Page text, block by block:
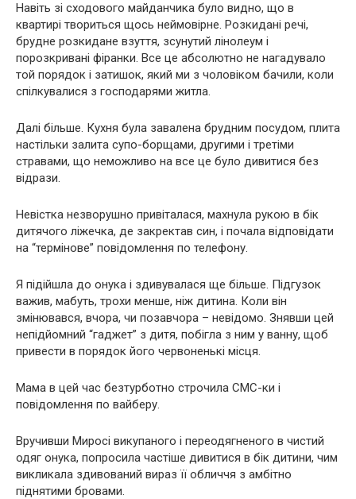
Навіть зі сходового майданчика було видно, що в
квартирі твориться щось неймовірне. Розкидані речі,
брудне розкидане взуття, зсунутий лінолеум і
порозкривані фіранки. Все це абсолютно не нагадувало
той порядок і затишок, який ми з чоловіком бачили, коли
спілкувалися з господарями житла.
Далі більше. Кухня була завалена брудним посудом, плита
настільки залита супо-борщами, другими і третіми
стравами, що неможливо на все це було дивитися без
відрази.
Невістка незворушно привіталася, махнула рукою в бік
дитячого ліжечка, де закректав син, і почала відповідати
на “термінове” повідомлення по телефону.
Я підійшла до онука і здивувалася ще більше. Підгузок
важив, мабуть, трохи менше, ніж дитина. Коли він
змінювався, вчора, чи позавчора – невідомо. Знявши цей
непідйомний “гаджет” з дитя, побігла з ним у ванну, щоб
привести в порядок його червоненькі місця.
Мама в цей час безтурботно строчила СМС-ки і
повідомлення по вайберу.
Вручивши Миросі викупаного і переодягненого в чистий
одяг онука, попросила частіше дивитися в бік дитини, чим
викликала здивований вираз її обличчя з амбітно
піднятими бровами.